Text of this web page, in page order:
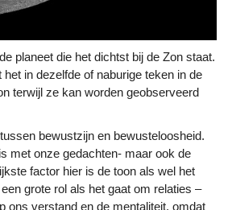
planeet die het dichtst bij de Zon staat.
in dezelfde of naburige teken in de
terwijl ze kan worden geobserveerd
bewustzijn en bewusteloosheid.
met onze gedachten- maar ook de
factor hier is de toon als wel het
grote rol als het gaat om relaties –
ons verstand en de mentaliteit, omdat